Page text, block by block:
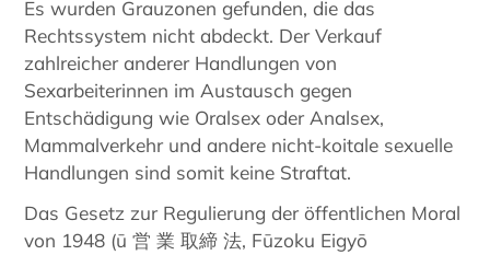
Es wurden Grauzonen gefunden, die das
Rechtssystem nicht abdeckt. Der Verkauf
zahlreicher anderer Handlungen von
Sexarbeiterinnen im Austausch gegen
Entschädigung wie Oralsex oder Analsex,
Mammalverkehr und andere nicht-koitale sexuelle
Handlungen sind somit keine Straftat.
Das Gesetz zur Regulierung der öffentlichen Moral
von 1948 (ū 営 業 取締 法, Fūzoku Eigyō